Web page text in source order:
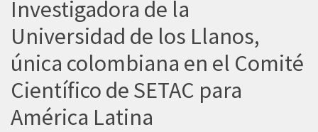
Investigadora de la
Universidad de los Llanos,
única colombiana en el Comité
Científico de SETAC para
América Latina